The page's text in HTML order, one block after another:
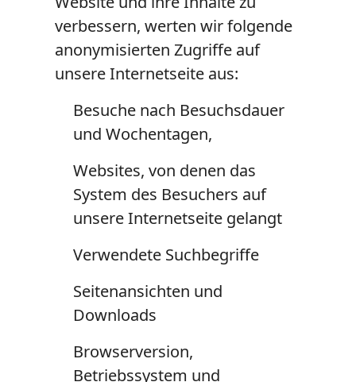
verbessern, werten wir folgende
anonymisierten Zugriffe auf
unsere Internetseite aus:
Besuche nach Besuchsdauer
und Wochentagen,
Websites, von denen das
System des Besuchers auf
unsere Internetseite gelangt
Verwendete Suchbegriffe
Seitenansichten und
Downloads
Browserversion,
Betriebssystem und